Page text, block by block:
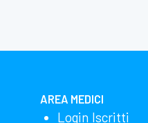
AREA MEDICI
Login Iscritti